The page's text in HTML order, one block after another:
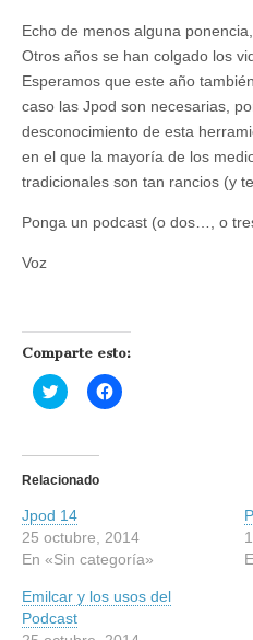
Echo de menos alguna
Otros años se han colgado los
Esperamos que este año
caso las Jpod son necesarias,
desconocimiento de esta
en el que la mayoría de los
tradicionales son tan rancios (y
Ponga un podcast (o dos…, o
Voz
Comparte esto:
H
a
i
c
p
r
a
c
o
a
r
t
H
a
a
c
o
m
a
Relacionado
Jpod 14
25 octubre, 2014
En «Sin categoría»
Emilcar y los usos del
Podcast